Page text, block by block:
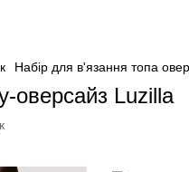
Набір для в'язання топа
оверсайз Luzilla